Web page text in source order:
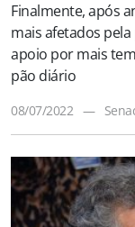
Finalmente, após
mais afetados
apoio por mais
pão diário
08/07/2022 —